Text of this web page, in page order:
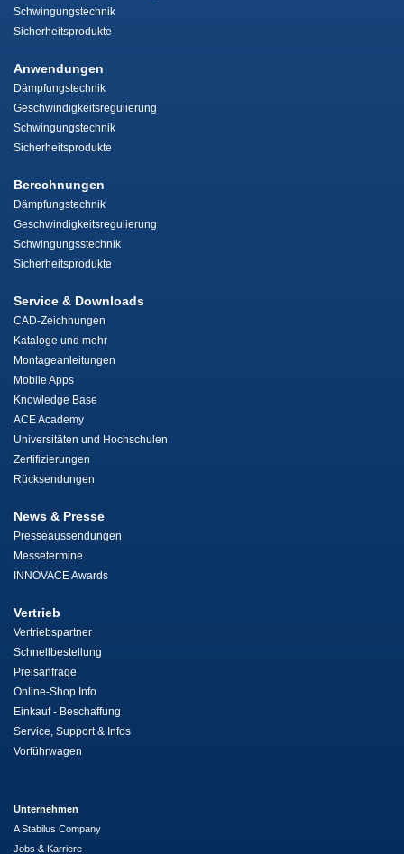
Schwingungstechnik
Sicherheitsprodukte
Anwendungen
Dämpfungstechnik
Geschwindigkeitsregulierung
Schwingungstechnik
Sicherheitsprodukte
Berechnungen
Dämpfungstechnik
Geschwindigkeitsregulierung
Schwingungsstechnik
Sicherheitsprodukte
Service & Downloads
CAD-Zeichnungen
Kataloge und mehr
Montageanleitungen
Mobile Apps
Knowledge Base
ACE Academy
Universitäten und Hochschulen
Zertifizierungen
Rücksendungen
News & Presse
Presseaussendungen
Messetermine
INNOVACE Awards
Vertrieb
Vertriebspartner
Schnellbestellung
Preisanfrage
Online-Shop Info
Einkauf - Beschaffung
Service, Support & Infos
Vorführwagen
Unternehmen
A Stabilus Company
Jobs & Karriere